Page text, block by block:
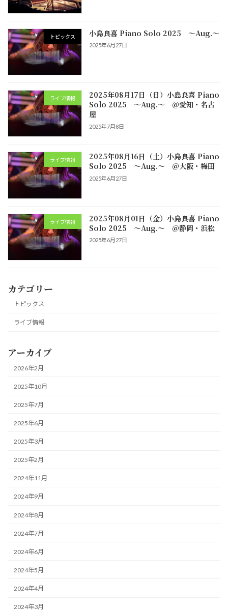
トピックス 小島良喜 Piano Solo 2025 ～Aug.～
2025年6月27日
ライブ情報
2025年08月17日（日）小島良喜 Piano
Solo 2025 ～Aug.～ @愛知・名古
屋
2025年7月8日
ライブ情報
2025年08月16日（土）小島良喜 Piano
Solo 2025 ～Aug.～ @大阪・梅田
2025年6月27日
ライブ情報
2025年08月01日（金）小島良喜 Piano
Solo 2025 ～Aug.～ @静岡・浜松
2025年6月27日
カテゴリー
トピックス
ライブ情報
アーカイブ
2026年2月
2025年10月
2025年7月
2025年6月
2025年3月
2025年2月
2024年11月
2024年9月
2024年8月
2024年7月
2024年6月
2024年5月
2024年4月
2024年3月